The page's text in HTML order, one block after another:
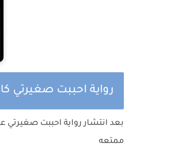
رواية احببت صغيرتي
بعد انتشاررواية احببت صغيرتي
ممتعه